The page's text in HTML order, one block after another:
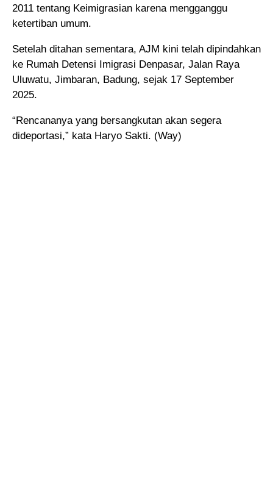
2011 tentang Keimigrasian karena mengganggu
ketertiban umum.
Setelah ditahan sementara, AJM kini telah dipindahkan
ke Rumah Detensi Imigrasi Denpasar, Jalan Raya
Uluwatu, Jimbaran, Badung, sejak 17 September
2025.
“Rencananya yang bersangkutan akan segera
dideportasi,” kata Haryo Sakti. (Way)